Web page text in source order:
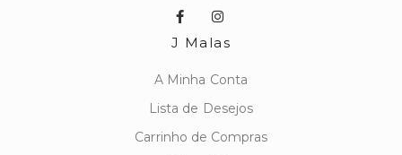
J Malas
A Minha Conta
Lista de Desejos
Carrinho de Compras